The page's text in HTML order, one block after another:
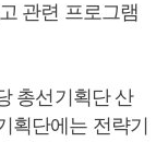
관련 프로그램
총선기획단 산
획단에는 전략기